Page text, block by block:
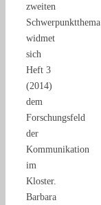
zweiten
Schwerpunktthema
widmet
sich
Heft 3
(2014)
dem
Forschungsfeld
der
Kommunikation
im
Kloster.
Barbara